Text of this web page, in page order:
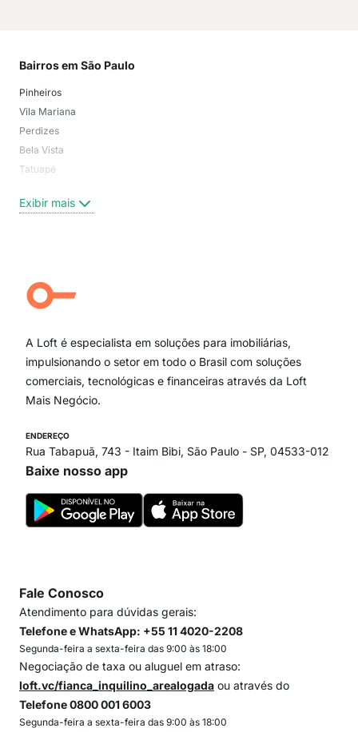
Bairros em São Paulo
Pinheiros
Vila Mariana
Perdizes
Bela Vista
Tatuapé
Centro
Campo Belo
Ipiranga
Paraíso
Itaim Bibi
Exibir mais
A Loft é especialista em soluções para imobiliárias,
impulsionando o setor em todo o Brasil com soluções
comerciais, tecnológicas e financeiras através da Loft
Mais Negócio.
ENDEREÇO
Rua Tabapuã, 743 - Itaim Bibi, São Paulo - SP, 04533-012
Baixe nosso app
Fale Conosco
Atendimento para dúvidas gerais:
Telefone e WhatsApp: +55 11 4020-2208
Segunda-feira a sexta-feira das 9:00 às 18:00
Negociação de taxa ou aluguel em atraso:
loft.vc/fianca_inquilino_arealogada ou através do
Telefone 0800 001 6003
Segunda-feira a sexta-feira das 9:00 às 18:00